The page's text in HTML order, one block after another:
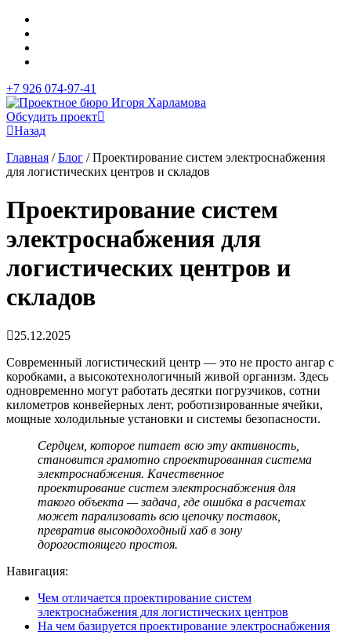
+7 926 074-97-41
Обсудить проект
Назад
Главная /Блог /Проектирование систем электроснабжения
для логистических центров и складов
Проектирование систем
электроснабжения для
логистических центров и
складов
25.12.2025
Современный логистический центр — это не просто ангар с
коробками, а высокотехнологичный живой организм. Здесь
одновременно могут работать десятки погрузчиков, сотни
километров конвейерных лент, роботизированные ячейки,
мощные холодильные установки и системы безопасности.
Сердцем, которое питает всю эту активность,
становится грамотно спроектированная система
электроснабжения. Качественное
проектирование систем электроснабжения для
такого объекта — задача, где ошибка в расчетах
может парализовать всю цепочку поставок,
превратив высокодоходный хаб в зону
дорогостоящего простоя.
Навигация:
Чем отличается проектирование систем
электроснабжения для логистических центров
На чем базируется проектирование электроснабжения